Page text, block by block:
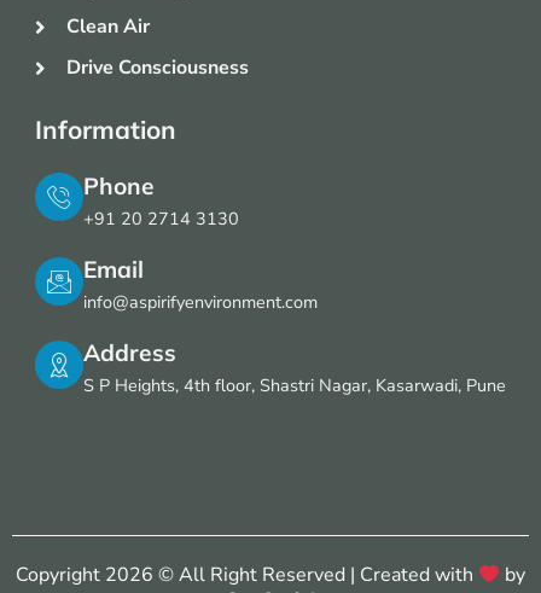
Clean Air
Drive Consciousness
Information
Phone
+91 20 2714 3130
Email
info@aspirifyenvironment.com
Address
S P Heights, 4th floor, Shastri Nagar, Kasarwadi, Pune
Copyright 2026 © All Right Reserved | Created with
by